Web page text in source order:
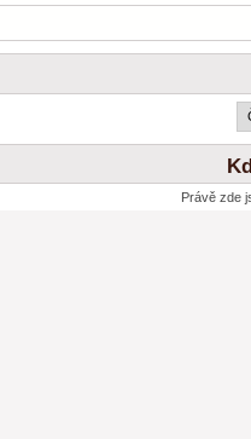
Právě zde